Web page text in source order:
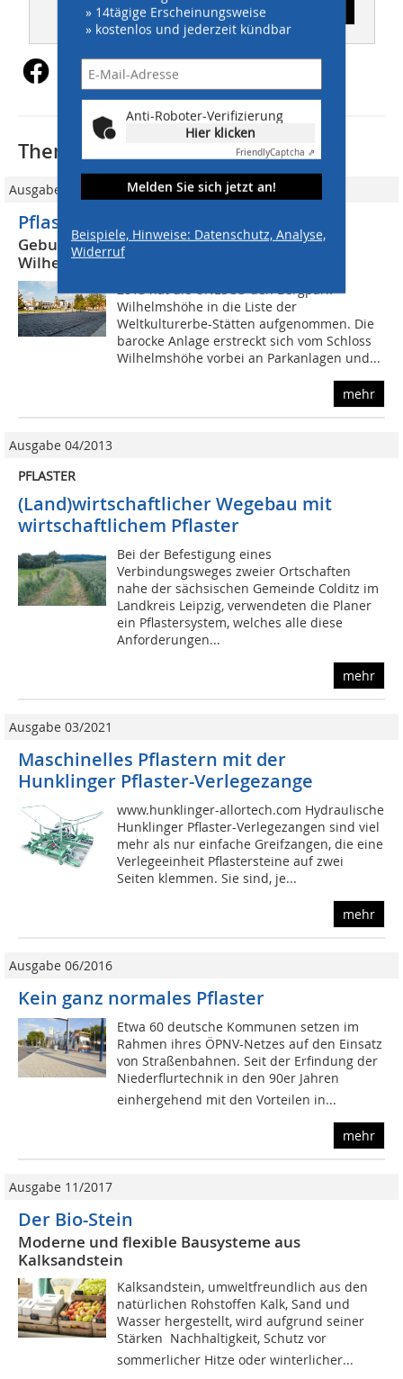
Inhaltsverzeichnis
» 14tägige Erscheinungsweise
» kostenlos und jederzeit kündbar
Anti-Roboter-Verifizierung
Hier klicken
FriendlyCaptcha ⇗
Melden Sie sich jetzt an!
Beispiele, Hinweise: Datenschutz, Analyse,
Widerruf
Thematisch passende Artikel:
Ausgabe 7-8/2019
Pflaster-Trio
Gebundene Bauweise am Bergpark
Wilhelmshöhe
2013 hat die UNESCO den Bergpark
Wilhelmshöhe in die Liste der
Weltkulturerbe-Stätten aufgenommen. Die
barocke Anlage erstreckt sich vom Schloss
Wilhelmshöhe vorbei an Parkanlagen und...
mehr
Ausgabe 04/2013
PFLASTER
(Land)wirtschaftlicher Wegebau mit
wirtschaftlichem Pflaster
Bei der Befestigung eines
Verbindungsweges zweier Ortschaften
nahe der sächsischen Gemeinde Colditz im
Landkreis Leipzig, verwendeten die Planer
ein Pflastersystem, welches alle diese
Anforderungen...
mehr
Ausgabe 03/2021
Maschinelles Pflastern mit der
Hunklinger Pflaster-Verlegezange
www.hunklinger-allortech.com Hydraulische
Hunklinger Pflaster-Verlegezangen sind viel
mehr als nur einfache Greifzangen, die eine
Verlegeeinheit Pflastersteine auf zwei
Seiten klemmen. Sie sind, je...
mehr
Ausgabe 06/2016
Kein ganz normales Pflaster
Etwa 60 deutsche Kommunen setzen im
Rahmen ihres ÖPNV-Netzes auf den Einsatz
von Straßenbahnen. Seit der Erfindung der
Niederflurtechnik in den 90er Jahren 
einhergehend mit den Vorteilen in...
mehr
Ausgabe 11/2017
Der Bio-Stein
Moderne und flexible Bausysteme aus
Kalksandstein
Kalksandstein, umweltfreundlich aus den
natürlichen Rohstoffen Kalk, Sand und
Wasser hergestellt, wird aufgrund seiner
Stärken  Nachhaltigkeit, Schutz vor
sommerlicher Hitze oder winterlicher...